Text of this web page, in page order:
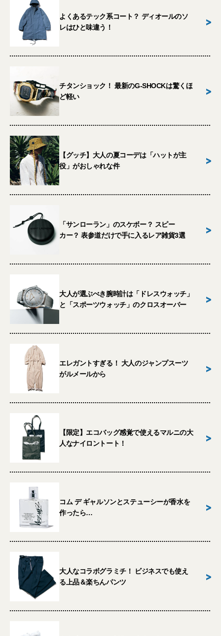
よくあるテック系コート？ ディオールのソ
レはひと味違う！
>
チタンショック！ 最新のG-SHOCKは驚くほ
ど軽い
>
【グッチ】大人の夏コーデは「ハットが主
役」がおしゃれな件
>
「サンローラン」のスケボー？ スピー
カー？ 表参道だけで手に入るレア雑貨3選
>
大人が選ぶべき腕時計は「ドレスウォッチ」
と「スポーツウォッチ」のクロスオーバー
>
エレガントすぎる！ 大人のジャンプスーツ
がルメールから
>
【限定】エコバッグ感覚で使えるマルニの大
人なナイロントート！
>
コム デ ギャルソンとステューシーが香水を
作ったら…
>
大人なコラボグラミチ！ ビジネスでも使え
る上品＆楽ちんパンツ
>